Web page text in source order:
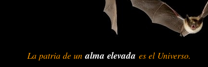
La patria de un -alma elevada es el Universo.